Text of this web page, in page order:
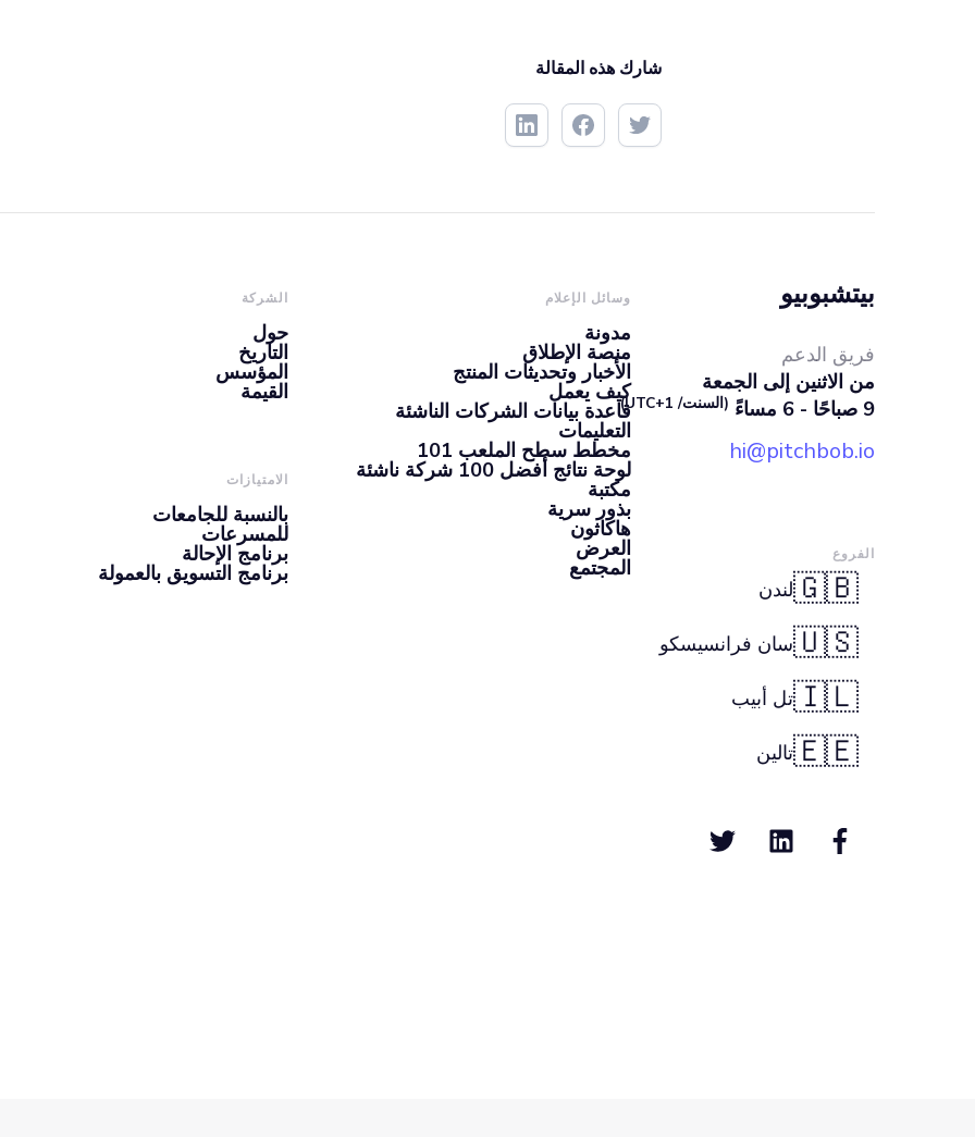
شارك هذه المقالة
بيتشبوبيو
فريق الدعم
من الاثنين إلى الجمعة
9 صباحًا - 6 مساءً
(السنت/ UTC+1)
hi@pitchbob.io
الفروع
🇬🇧لندن
🇺🇸سان فرانسيسكو
🇮🇱تل أبيب
🇪🇪تالين
الشركة
حول
التاريخ
المؤسس
القيمة
الامتيازات
بالنسبة للجامعات
للمسرعات
برنامج الإحالة
برنامج التسويق بالعمولة
وسائل الإعلام
مدونة
منصة الإطلاق
الأخبار وتحديثات المنتج
كيف يعمل
قاعدة بيانات الشركات الناشئة
التعليمات
مخطط سطح الملعب 101
لوحة نتائج أفضل 100 شركة ناشئة
مكتبة
بذور سرية
هاكاثون
العرض
المجتمع